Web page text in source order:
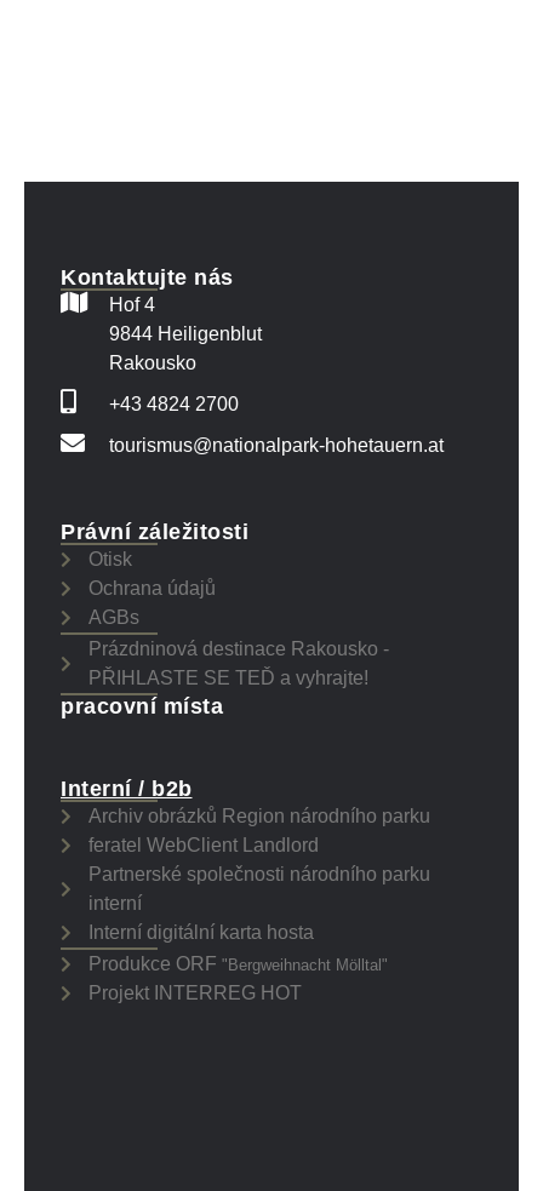
Kontaktujte nás
Hof 4
9844 Heiligenblut
Rakousko
+43 4824 2700
tourismus@nationalpark-hohetauern.at
Právní záležitosti
Otisk
Ochrana údajů
AGBs
Prázdninová destinace Rakousko -
PŘIHLASTE SE TEĎ a vyhrajte!
pracovní místa
Interní / b2b
Archiv obrázků Region národního parku
feratel WebClient Landlord
Partnerské společnosti národního parku
interní
Interní digitální karta hosta
Produkce ORF "Bergweihnacht Mölltal"
Projekt INTERREG HOT